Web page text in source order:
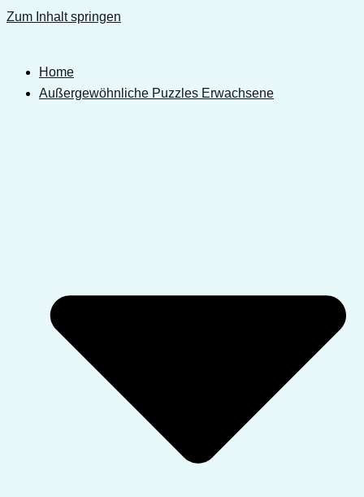
Zum Inhalt springen
Home
Außergewöhnliche Puzzles Erwachsene